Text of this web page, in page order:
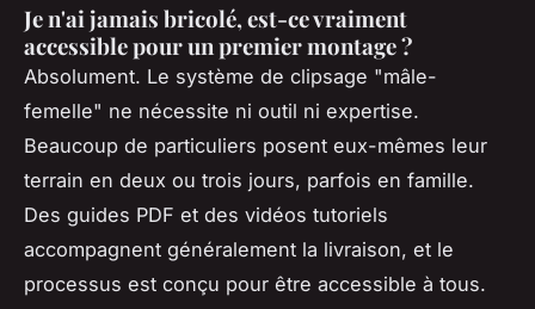
Je n'ai jamais bricolé, est-ce vraiment
accessible pour un premier montage ?
Absolument. Le système de clipsage "mâle-
femelle" ne nécessite ni outil ni expertise.
Beaucoup de particuliers posent eux-mêmes leur
terrain en deux ou trois jours, parfois en famille.
Des guides PDF et des vidéos tutoriels
accompagnent généralement la livraison, et le
processus est conçu pour être accessible à tous.